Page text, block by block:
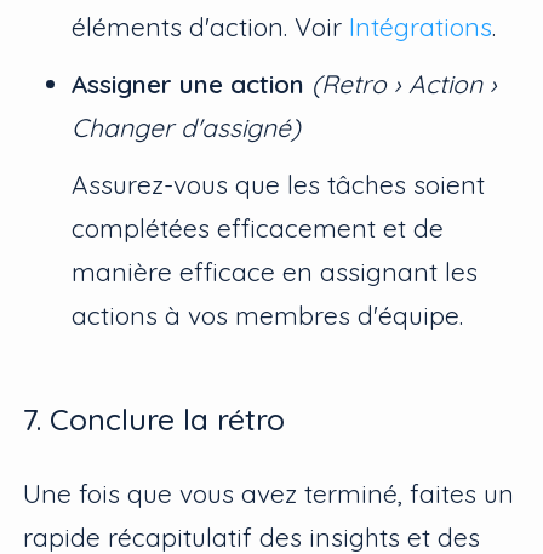
éléments d'action. Voir Intégrations.
Assigner une action (Retro › Action ›
Changer d'assigné)
Assurez-vous que les tâches soient
complétées efficacement et de
manière efficace en assignant les
actions à vos membres d'équipe.
7. Conclure la rétro
Une fois que vous avez terminé, faites un
rapide récapitulatif des insights et des